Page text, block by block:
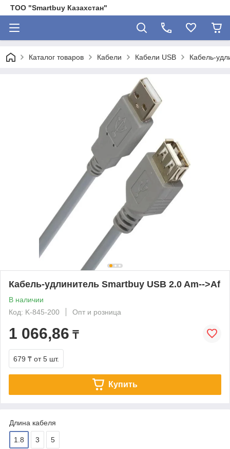
ТОО "Smartbuy Казахстан"
Каталог товаров Кабели Кабели USB Кабель-
Кабель-удлинитель Smartbuy USB 2.0 Am-->Af
В наличии
Код: K-845-200
Опт и розница
1 066,86 ₸
679 ₸ от 5 шт.
Купить
Длина кабеля
1.8 3 5